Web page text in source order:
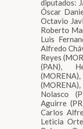
diputados:
Óscar
Octavio
Roberto
Luis
Alfredo
Reyes
(PAN),
Nolasco
Aguirre
Carlos
Leticia